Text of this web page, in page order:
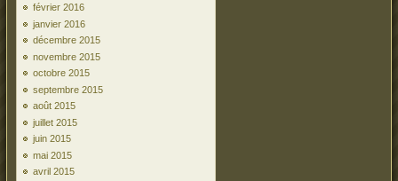
février 2016
janvier 2016
décembre 2015
novembre 2015
octobre 2015
septembre 2015
août 2015
juillet 2015
juin 2015
mai 2015
avril 2015